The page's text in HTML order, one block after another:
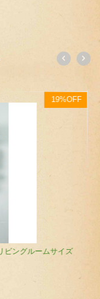
19%OFF
【オンライン限定】クォーツ式鳩時計 汽車ポッポモデル 42810QMT（ミドルサイズ）